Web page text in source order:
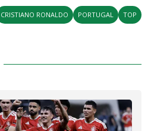
CRISTIANO RONALDO PORTUGAL TOP